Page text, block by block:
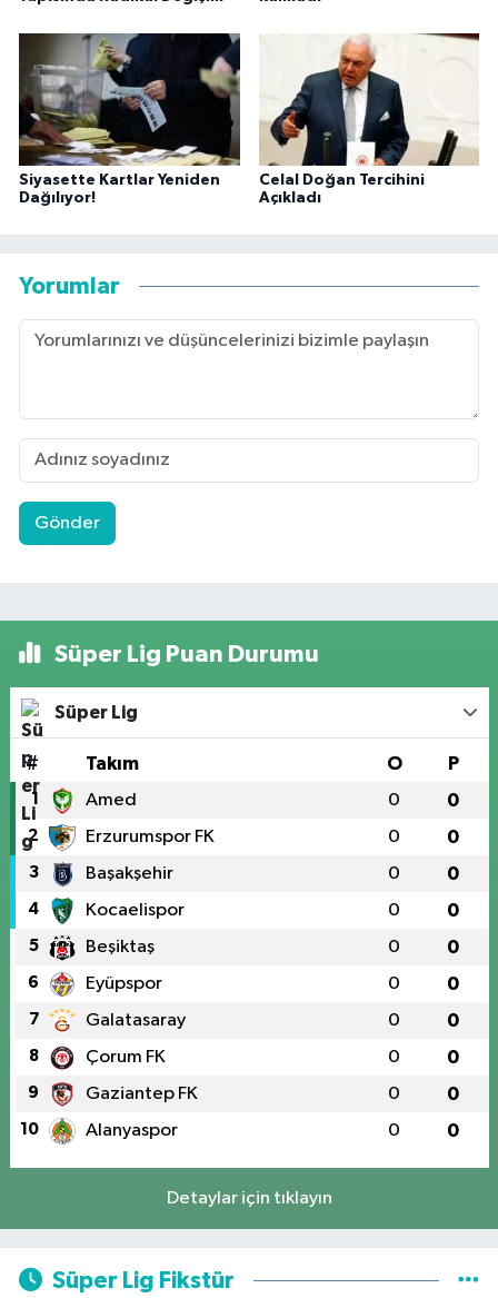
Siyasette Kartlar Yeniden
Dağılıyor!
Celal Doğan Tercihini
Açıkladı
Yorumlar
Gönder
Süper Lig Puan Durumu
Süper Lig
# Takım O P
1 Amed 0 0
2 Erzurumspor FK 0 0
3 Başakşehir 0 0
4 Kocaelispor 0 0
5 Beşiktaş 0 0
6 Eyüpspor 0 0
7 Galatasaray 0 0
8 Çorum FK 0 0
9 Gaziantep FK 0 0
10 Alanyaspor 0 0
Detaylar için tıklayın
Süper Lig Fikstür